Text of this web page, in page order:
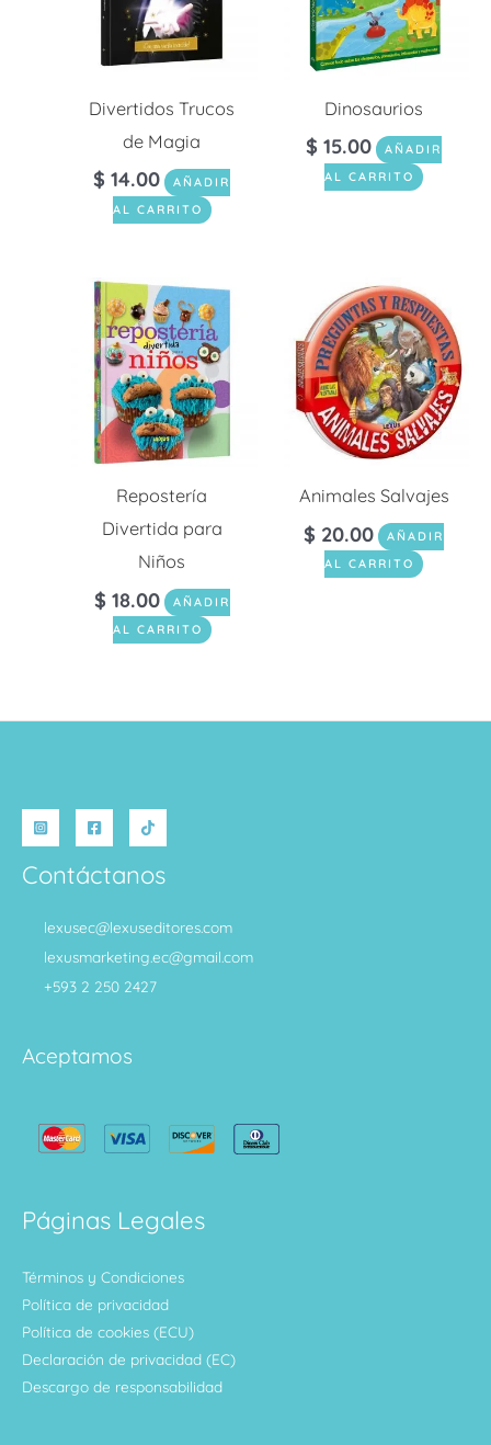
Divertidos Trucos
de Magia
$ 14.00
AÑADIR
AL CARRITO
Dinosaurios
$ 15.00
AÑADIR
AL CARRITO
Repostería
Divertida para
Niños
$ 18.00
AÑADIR
AL CARRITO
Animales Salvajes
$ 20.00
AÑADIR
AL CARRITO
Contáctanos
lexusec@lexuseditores.com
lexusmarketing.ec@gmail.com
+593 2 250 2427
Aceptamos
Páginas Legales
Términos y Condiciones
Política de privacidad
Política de cookies (ECU)
Declaración de privacidad (EC)
Descargo de responsabilidad